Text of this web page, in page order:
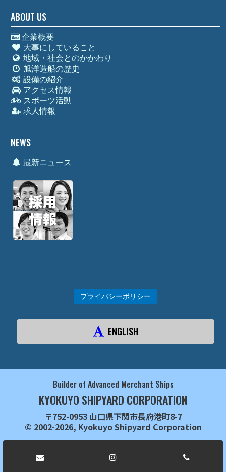
ABOUT US
企業概要
大事にしていること
地域・社会とのかかわり
旭洋造船の歴史
設備の紹介
アクセス情報
スポーツ活動
求人情報
NEWS
最新ニュース
プライバシーポリシー
ENGLISH
Builder of Advanced Merchant Ships
KYOKUYO SHIPYARD CORPORATION
〒752-0953 山口県下関市長府港町8-7
© 2002-2026, Kyokuyo Shipyard Corporation